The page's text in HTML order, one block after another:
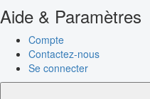
Aide & Paramètres
Compte
Contactez-nous
Se connecter